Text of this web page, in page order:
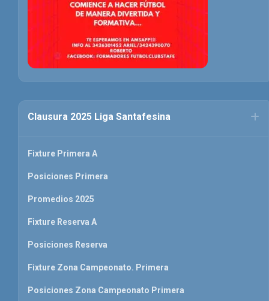
Clausura 2025 Liga Santafesina
Fixture Primera A
Posiciones Primera
Promedios 2025
Fixture Reserva A
Posiciones Reserva
Fixture Zona Campeonato. Primera
Posiciones Zona Campeonato Primera